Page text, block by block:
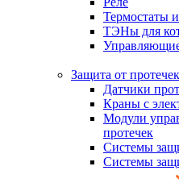
Термостаты
ТЭНы для
Защита от протечек
Датчики
Краны с
Модули
протечек
Системы
Системы